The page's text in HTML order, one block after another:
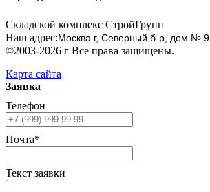
Складской комплекс СтройГрупп
Наш адрес:Москва г, Северный б-р, дом № 9,
©2003-2026 г Все права защищены.
Карта сайта
Заявка
Телефон
Почта*
Текст заявки